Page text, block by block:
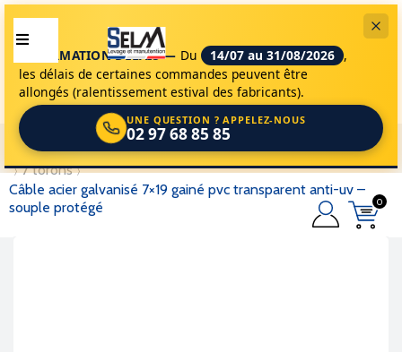
INFORMATION DÉLAIS — Du 14/07 au 31/08/2026 ,
les délais de certaines commandes peuvent être
allongés (ralentissement estival des fabricants).
UNE QUESTION ? APPELEZ-NOUS
02 97 68 85 85
0
selm accessoires de levage câbles et cordages
câbles
7 torons
câble acier galvanisé 7×19 gainé pvc transparent anti-uv –
souple protégé